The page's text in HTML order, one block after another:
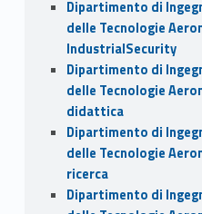
Dipartimento di
delle Tecnologie
IndustrialSecurity
Dipartimento di
delle Tecnologie
didattica
Dipartimento di
delle Tecnologie
ricerca
Dipartimento di